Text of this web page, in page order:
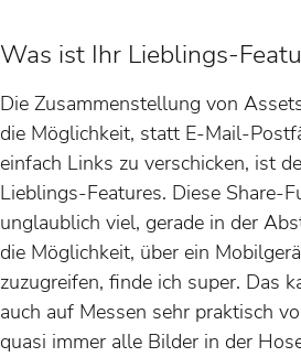
Was ist Ihr Lieblings-
Die Zusammenstellung von
die Möglichkeit, statt E-Mail-
einfach Links zu verschicken, ist
Lieblings-Features. Diese Share-
unglaublich viel, gerade in der
die Möglichkeit, über ein
zuzugreifen, finde ich super. Das
auch auf Messen sehr praktisch
quasi immer alle Bilder in der